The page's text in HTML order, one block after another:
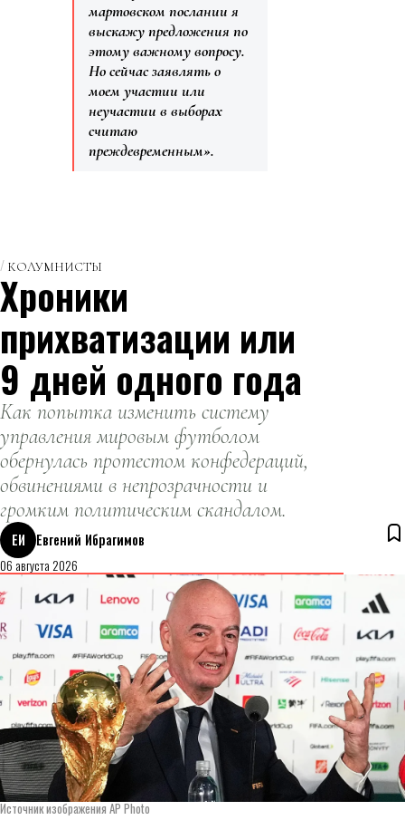
мартовском послании я
выскажу предложения по
этому важному вопросу.
Но сейчас заявлять о
моем участии или
неучастии в выборах
считаю
преждевременным».
КОЛУМНИСТЫ
Хроники
прихватизации или
9 дней одного года
Как попытка изменить систему
управления мировым футболом
обернулась протестом конфедераций,
обвинениями в непрозрачности и
громким политическим скандалом.
ЕИ
Евгений Ибрагимов
06 августа 2026
Источник изображения AP Photo